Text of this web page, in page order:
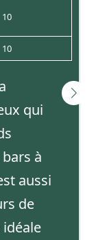
10
10
qui
à
aussi
de